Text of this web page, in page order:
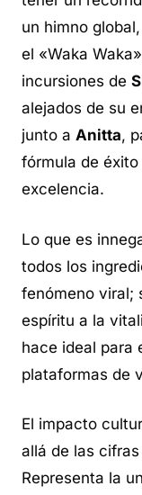
un himno
el «Waka
incursiones de
alejados de su
junto a Anitta,
fórmula de
excelencia.
Lo que es
todos los
fenómeno viral;
espíritu a la
hace ideal para
plataformas de
El impacto
allá de las
Representa la